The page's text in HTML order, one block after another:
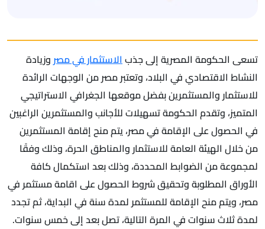
تسعى الحكومة المصرية إلى جذبالاستثمار في مصر وزيادة
النشاط الاقتصادي في البلاد، وتعتبر مصر من الوجهات الرائدة
للاستثمار والمستثمرين بفضل موقعها الجغرافي الاستراتيجي
المتميز، وتقدم الحكومة تسهيلات للأجانب والمستثمرين الراغبين
في الحصول على الإقامة في مصر، يتم منح إقامة المستثمرين
من خلال الهيئة العامة للاستثمار والمناطق الحرة، وذلك وفقًا
لمجموعة من الضوابط المحددة، وذلك بعد استكمال كافة
الأوراق المطلوبة وتحقيق شروط الحصول على اقامة مستثمر في
مصر، ويتم منح الإقامة للمستثمر لمدة سنة في البداية، ثم تجدد
لمدة ثلاث سنوات في المرة التالية، تصل بعد إلى خمس سنوات.